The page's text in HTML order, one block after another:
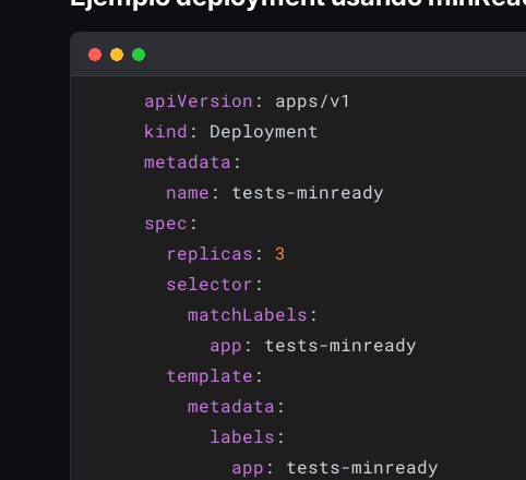
apiVersion :
kind :
metadata :
name : tests-
spec :
replicas :
3
selector :
matchLabels :
app : tests-minready
template :
metadata :
labels :
app : tests-minready